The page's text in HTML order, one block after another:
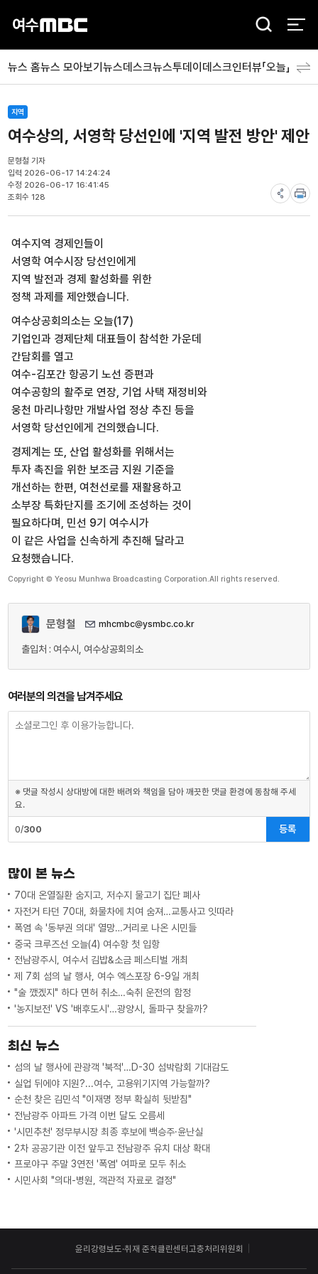
검
뉴스 홈뉴스 모아보기뉴스데스크뉴스투데이데스크인터뷰「오늘」 분야
지역
여수상의, 서영학 당선인에 '지역 발전 방안' 제안
문형철 기자
입력 2026-06-17 14:24:24
수정 2026-06-17 16:41:45
조회수 128
여수지역 경제인들이
서영학 여수시장 당선인에게
지역 발전과 경제 활성화를 위한
정책 과제를 제안했습니다.
여수상공회의소는 오늘(17)
기업인과 경제단체 대표들이 참석한 가운데
간담회를 열고
여수-김포간 항공기 노선 증편과
여수공항의 활주로 연장, 기업 사택 재정비와
웅천 마리나항만 개발사업 정상 추진 등을
서영학 당선인에게 건의했습니다.
경제계는 또, 산업 활성화를 위해서는
투자 촉진을 위한 보조금 지원 기준을
개선하는 한편, 여천선로를 재활용하고
소부장 특화단지를 조기에 조성하는 것이
필요하다며, 민선 9기 여수시가
이 같은 사업을 신속하게 추진해 달라고
요청했습니다.
Copyright © Yeosu Munhwa Broadcasting Corporation.All rights reserved.
문형철 mhcmbc@ysmbc.co.kr
출입처 : 여수시, 여수상공회의소
여러분의 의견을 남겨주세요
※ 댓글 작성시 상대방에 대한 배려와 책임을 담아 깨끗한 댓글 환경에 동참해 주세
요.
0/300 등록
많이 본 뉴스
70대 온열질환 숨지고, 저수지 물고기 집단 폐사
자전거 타던 70대, 화물차에 치여 숨져…교통사고 잇따라
폭염 속 '동부권 의대' 열망…거리로 나온 시민들
중국 크루즈선 오늘(4) 여수항 첫 입항
전남광주시, 여수서 김밥&소금 페스티벌 개최
제 7회 섬의 날 행사, 여수 엑스포장 6-9일 개최
"술 깼겠지" 하다 면허 취소…숙취 운전의 함정
'농지보전' VS '배후도시'…광양시, 돌파구 찾을까?
최신 뉴스
섬의 날 행사에 관광객 '북적'…D-30 섬박람회 기대감도
실업 뒤에야 지원?...여수, 고용위기지역 가능할까?
순천 찾은 김민석 "이재명 정부 확실히 뒷받침"
전남광주 아파트 가격 이번 달도 오름세
'시민추천' 정무부시장 최종 후보에 백승주·윤난실
2차 공공기관 이전 앞두고 전남광주 유치 대상 확대
프로야구 주말 3연전 '폭염' 여파로 모두 취소
시민사회 "의대-병원, 객관적 자료로 결정"
윤리강령 보도·취재 준칙클린센터 고충처리위원회